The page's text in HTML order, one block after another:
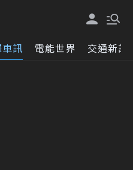
訊 電能世界 交通新訊